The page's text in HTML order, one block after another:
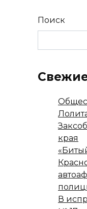
Поиск
края
В